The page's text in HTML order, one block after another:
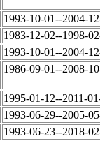
1993-10-01--2004-
1983-12-02--1998-
1993-10-01--2004-
1986-09-01--2008-
1995-01-12--2011-
1993-06-29--2005-
1993-06-23--2018-